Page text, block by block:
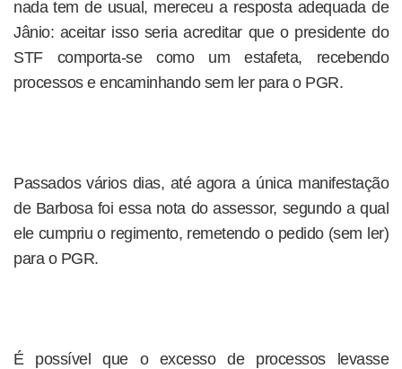
nada tem de usual, mereceu a resposta adequada de
Jânio: aceitar isso seria acreditar que o presidente do
STF comporta-se como um estafeta, recebendo
processos e encaminhando sem ler para o PGR.
Passados vários dias, até agora a única manifestação
de Barbosa foi essa nota do assessor, segundo a qual
ele cumpriu o regimento, remetendo o pedido (sem ler)
para o PGR.
É possível que o excesso de processos levasse